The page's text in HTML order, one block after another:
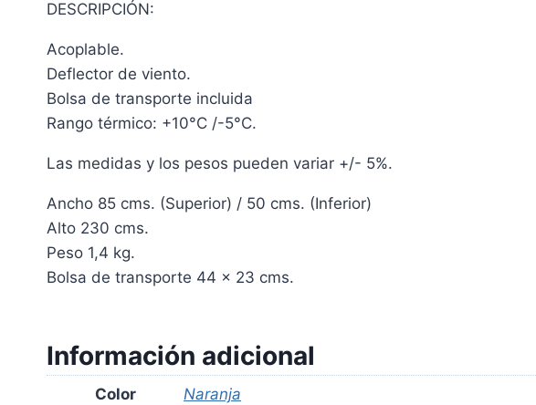
DESCRIPCIÓN:
Acoplable.
Deflector de viento.
Bolsa de transporte incluida
Rango térmico: +10°C /-5°C.
Las medidas y los pesos pueden variar +/- 5%.
Ancho 85 cms. (Superior) / 50 cms. (Inferior)
Alto 230 cms.
Peso 1,4 kg.
Bolsa de transporte 44 x 23 cms.
Información adicional
Color Naranja